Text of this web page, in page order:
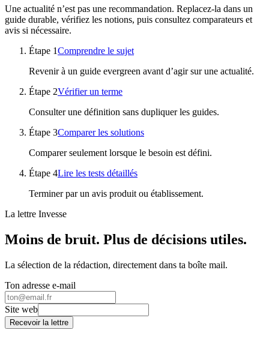
Une actualité n’est pas une recommandation. Replacez-la dans un
guide durable, vérifiez les notions, puis consultez comparateurs et
avis si nécessaire.
Étape 1Comprendre le sujet
Revenir à un guide evergreen avant d’agir sur une actualité.
Étape 2Vérifier un terme
Consulter une définition sans dupliquer les guides.
Étape 3Comparer les solutions
Comparer seulement lorsque le besoin est défini.
Étape 4Lire les tests détaillés
Terminer par un avis produit ou établissement.
La lettre Invesse
Moins de bruit. Plus de décisions utiles.
La sélection de la rédaction, directement dans ta boîte mail.
Ton adresse e-mail
Site web
Recevoir la lettre